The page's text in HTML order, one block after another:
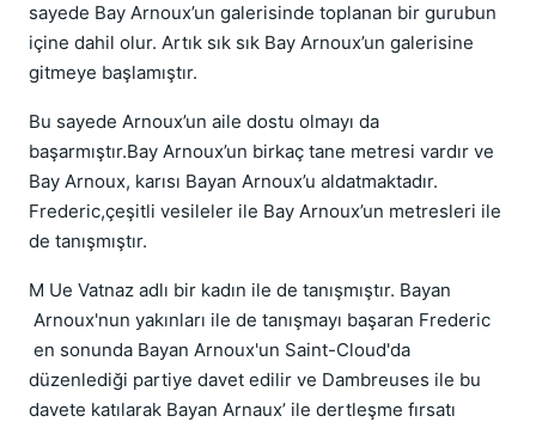
sayede Bay Arnoux’un galerisinde toplanan bir gurubun
içine dahil olur. Artık sık sık Bay Arnoux’un galerisine
gitmeye başlamıştır.
Bu sayede Arnoux’un aile dostu olmayı da
başarmıştır.Bay Arnoux’un birkaç tane metresi vardır ve
Bay Arnoux, karısı Bayan Arnoux’u aldatmaktadır.
Frederic,çeşitli vesileler ile Bay Arnoux’un metresleri ile
de tanışmıştır.
M Ue Vatnaz adlı bir kadın ile de tanışmıştır. Bayan
Arnoux'nun yakınları ile de tanışmayı başaran Frederic
en sonunda Bayan Arnoux'un Saint-Cloud'da
düzenlediği partiye davet edilir ve Dambreuses ile bu
davete katılarak Bayan Arnaux’ ile dertleşme fırsatı